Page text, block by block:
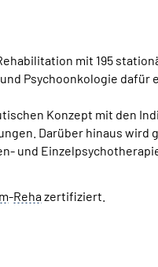
mit 195
Psychoonkologie
Konzept mit den
Darüber hinaus
und
-Rehazertifiziert.